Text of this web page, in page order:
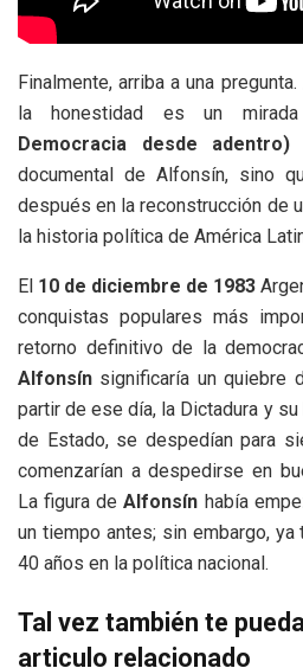
Finalmente, arriba a una
la honestidad es un mirada
Democracia desde adentro)
documental de Alfonsín, sino
después en la reconstrucción de
la historia política de América
El 10 de diciembre de 1983
conquistas populares más
retorno definitivo de la
Alfonsín significaría un quiebre
partir de ese día, la Dictadura y
de Estado, se despedían para
comenzarían a despedirse en
La figura deAlfonsín había
un tiempo antes; sin embargo,
40 años en la política nacional.
Tal vez también te
articulo relacionado